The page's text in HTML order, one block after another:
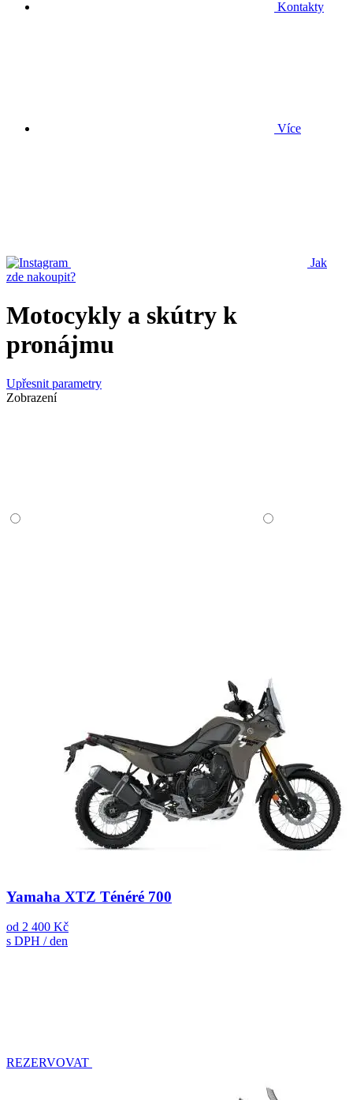
Kontakty
Více
Jak
zde nakoupit?
Motocykly a skútry k
pronájmu
Upřesnit parametry
Zobrazení
Yamaha XTZ Ténéré 700
od 2 400 Kč
s DPH / den
REZERVOVAT